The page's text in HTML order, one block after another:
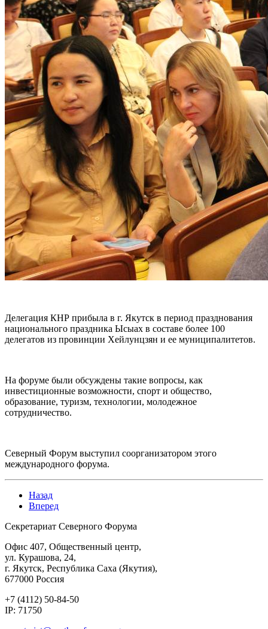
Делегация КНР прибыла в г. Якутск в период празднования
национального праздника Ысыах в составе более 100
делегатов из провинции Хейлунцзян и ее муниципалитетов.
На форуме были обсуждены такие вопросы, как
инвестиционные возможности, спорт и общество,
образование, туризм, технологии, молодежное
сотрудничество.
Северный Форум выступил соорганизатором этого
международного форума.
Назад
Вперед
Секретариат Северного Форума
Офис 407, Общественный центр,
ул. Курашова, 24,
г. Якутск, Республика Саха (Якутия),
677000 Россия
+7 (4112) 50-84-50
IP: 71750